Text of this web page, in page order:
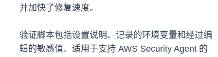
并加快了修复速度。
验证脚本包括设置说明、记录的环境变量和经过编
辑的敏感值。适用于支持 AWS Security Agent 的